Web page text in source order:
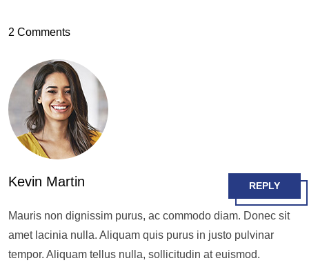
2 Comments
Kevin Martin
Mauris non dignissim purus, ac commodo diam. Donec sit
amet lacinia nulla. Aliquam quis purus in justo pulvinar
tempor. Aliquam tellus nulla, sollicitudin at euismod.
REPLY